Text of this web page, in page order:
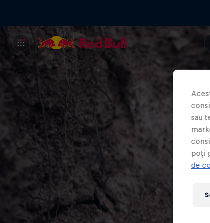
sau
poți
de